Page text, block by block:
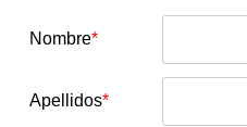
Nombre*
Apellidos*